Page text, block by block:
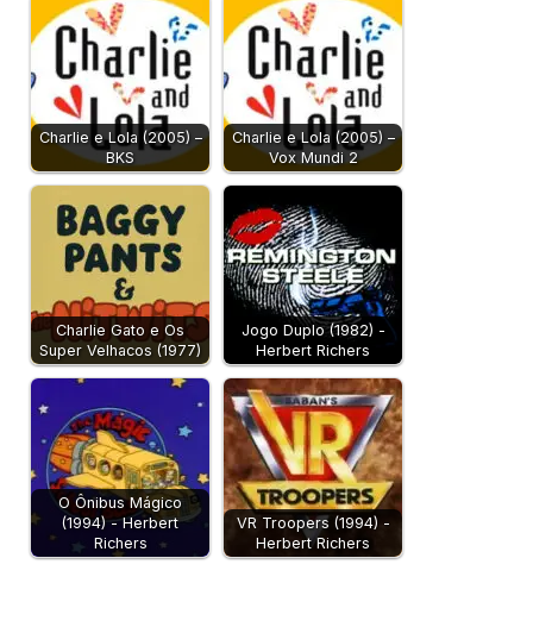
Charlie e Lola (2005) –
BKS
Charlie e Lola (2005) –
Vox Mundi 2
Charlie Gato e Os
Super Velhacos (1977)
Jogo Duplo (1982) -
Herbert Richers
O Ônibus Mágico
(1994) - Herbert
Richers
VR Troopers (1994) -
Herbert Richers